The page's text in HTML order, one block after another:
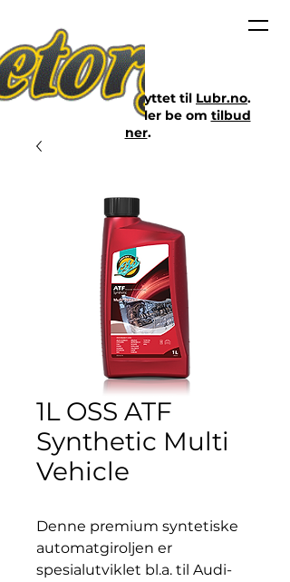
1L OSS ATF
Synthetic Multi
Vehicle
Denne premium syntetiske
automatgiroljen er
spesialutviklet bl.a. til Audi-
Nettbutikken er flyttet til Lubr.no.
Klikk på lenken eller be om tilbud
her.